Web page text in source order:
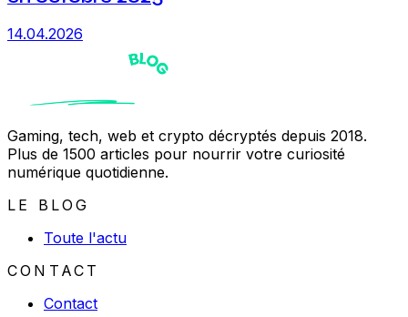
14.04.2026
Gaming, tech, web et crypto décryptés depuis 2018.
Plus de 1500 articles pour nourrir votre curiosité
numérique quotidienne.
LE BLOG
Toute l'actu
CONTACT
Contact